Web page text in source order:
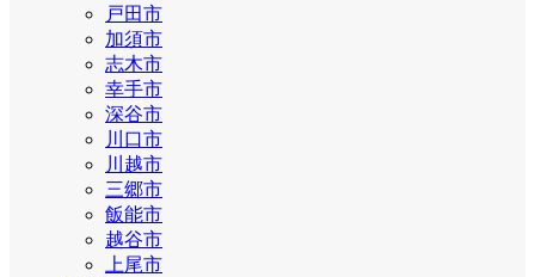
戸田市
加須市
志木市
幸手市
深谷市
川口市
川越市
三郷市
飯能市
越谷市
上尾市